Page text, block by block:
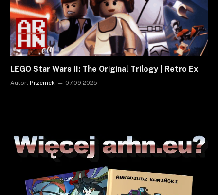
LEGO Star Wars II: The Original Trilogy | Retro Ex
Autor: Przemek 07.09.2025